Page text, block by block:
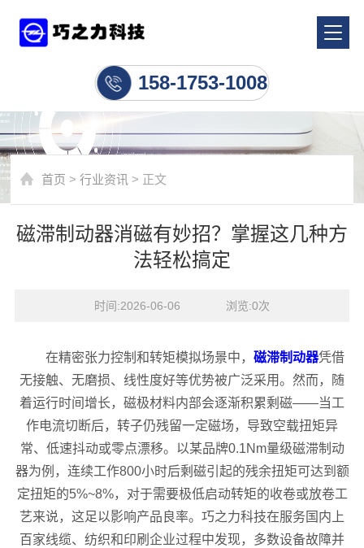
158-1753-1008
首页 >行业资讯 > 正文
磁滞制动器消磁有妙招？掌握这几种方
法轻松搞定
时间:2026-06-06    浏览:0次
在精密张力控制和转矩模拟场景中， 磁滞制动器凭借
无接触、无磨损、线性度好等优势被广泛采用。然而，随
着运行时间增长，磁极材料内部会逐渐积累剩磁——当工
作电流切断后，转子仍残留一定磁场，导致空载扭矩异
常、低速抖动或零点漂移。以某品牌0.1Nm量级磁滞制动
器为例，连续工作800小时后剩磁引起的残余扭矩可达到额
定扭矩的5%~8%，对于需要极低启动转矩的收卷或放卷工
艺来说，这足以影响产品良率。巧之力科技在服务国内上
百家线缆、纺织和印刷企业过程中发现，多数设备故障并